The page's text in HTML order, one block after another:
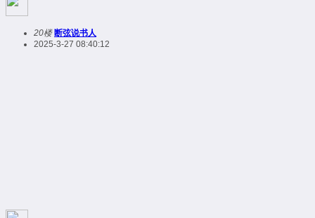
20楼 断弦说书人
2025-3-27 08:40:12